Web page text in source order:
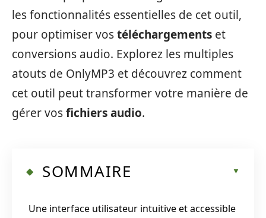
les fonctionnalités essentielles de cet outil,
pour optimiser vostéléchargements et
conversions audio. Explorez les multiples
atouts de OnlyMP3 et découvrez comment
cet outil peut transformer votre manière de
gérer vosfichiers audio.
SOMMAIRE
Une interface utilisateur intuitive et accessible